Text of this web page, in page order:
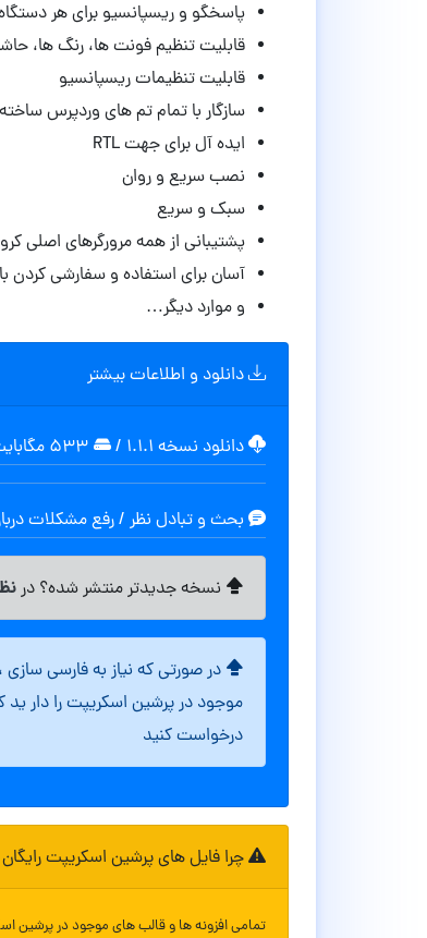
پاسخگو و ریسپانسیو برای هر
قابلیت تنظیمفونت ها، رنگ ها،
قابلیتتنظیمات ریسپانسیو
سازگار با تمام تم های وردپرس
ایده آل برای جهت RTL
نصب سریع و روان
سبک و سریع
پشتیبانی ازهمه مرورگرهای اصلی
آسان برای استفاده و سفارشی کردن
و موارد دیگر…
دانلود و اطلاعات بیشتر
دانلود نسخه ۱.۱.۱ /
بحث و تبادل نظر / رفع مشکلات
نسخه جدیدتر منتشر شده؟ در
در صورتی که نیاز به فارسی
موجود در پرشین اسکریپت را دار
درخواست کنید
چرا فایل های پرشین اسکریپت
تمامی افزونه ها و قالب های موجود در پرشین